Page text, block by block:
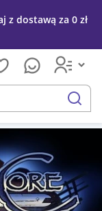
z dostawą za 0 zł
szukaj